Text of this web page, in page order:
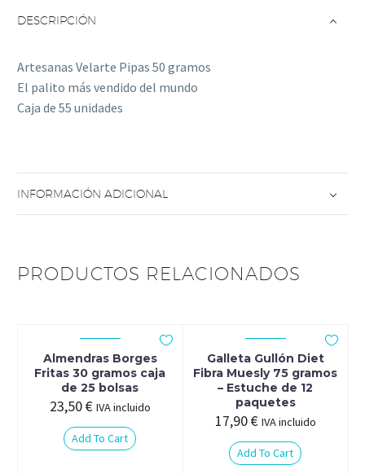
Caja
cantidad
DESCRIPCIÓN
Artesanas Velarte Pipas 50 gramos
El palito más vendido del mundo
Caja de 55 unidades
INFORMACIÓN ADICIONAL
PRODUCTOS RELACIONADOS
Almendras Borges
Fritas 30 gramos caja
de 25 bolsas
23,50€ IVA incluido
Add To Cart
Galleta Gullón Diet
Fibra Muesly 75 gramos
– Estuche de 12
paquetes
17,90€ IVA incluido
Add To Cart